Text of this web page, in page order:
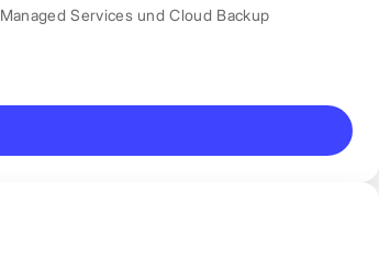
Managed Services und Cloud Backup